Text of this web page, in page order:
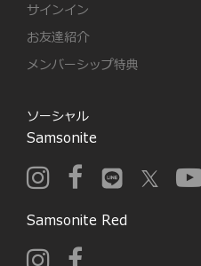
サインイン
お友達紹介
メンバーシップ特典
ソーシャル
Samsonite
Samsonite Red